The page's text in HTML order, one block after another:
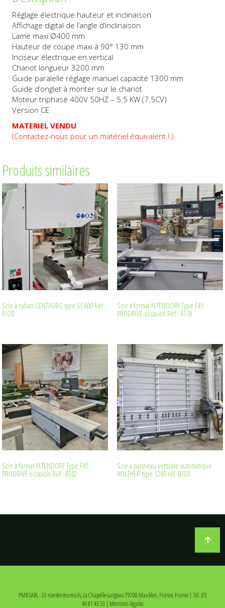
Réglage électrique hauteur et inclinaison
Affichage digital de l’angle d’inclinaison
Lame maxi Ø400 mm
Hauteur de coupe maxi à 90° 130 mm
Inciseur électrique en vertical
Chariot longueur 3200 mm
Guide paralelle réglage manuel capacité 1300 mm
Guide d’onglet à monter sur le chariot
Moteur triphasé 400V 50HZ – 5.5 KW (7.5CV)
Version CE
MATERIEL VENDU
(Contactez-nous pour un matériel équivalent ! )
Produits similaires
Scie à ruban CENTAURO type SC600 Réf :
A120
Scie à format ALTENDORF Type F45
PRODRIVE occasion Réf : A118
Scie à format ALTENDORF Type F45
PRODRIVE occasion Réf : B102
Scie à panneau verticale automatique
HOLZHER type 1260 réf: B103
PMB SARL - 23 rue des écureuils, La Chapelle-Largeau 79700 Mauléon, France, France | Tél. 05
49 81 43 33 | Mentions légales